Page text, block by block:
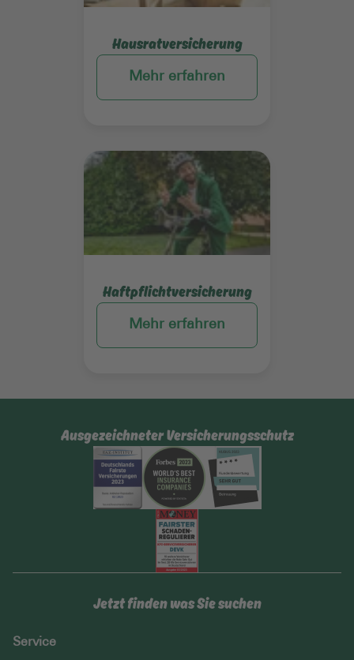
Hausratversicherung
Mehr erfahren
Haftpflichtversicherung
Mehr erfahren
Mehr erfahren
Ausgezeichneter Versicherungsschutz
Jetzt finden was Sie suchen
Service